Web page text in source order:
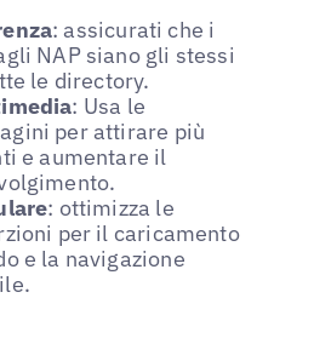
: assicurati che i
NAP siano gli stessi
le directory.
: Usa le
per attirare più
e aumentare il
: ottimizza le
per il caricamento
e la navigazione